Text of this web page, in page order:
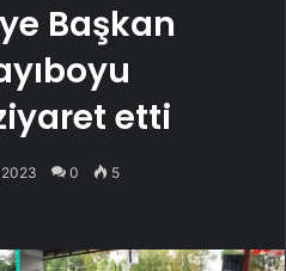
Başkan
etti
2023 0 5